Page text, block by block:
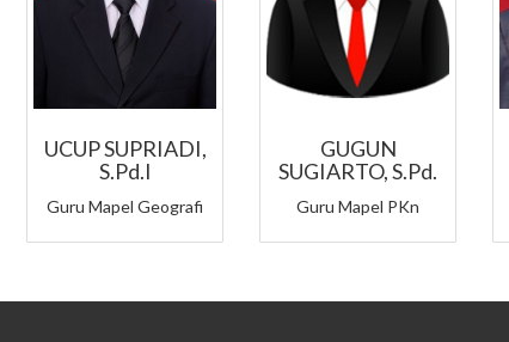
UCUP SUPRIADI,
S.Pd.I
Guru Mapel Geografi
GUGUN
SUGIARTO, S.Pd.
Guru Mapel PKn